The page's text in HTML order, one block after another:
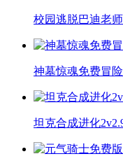
校园逃脱巴迪老
神墓惊魂免费冒
坦克合成进化